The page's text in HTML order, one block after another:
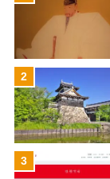
2
3